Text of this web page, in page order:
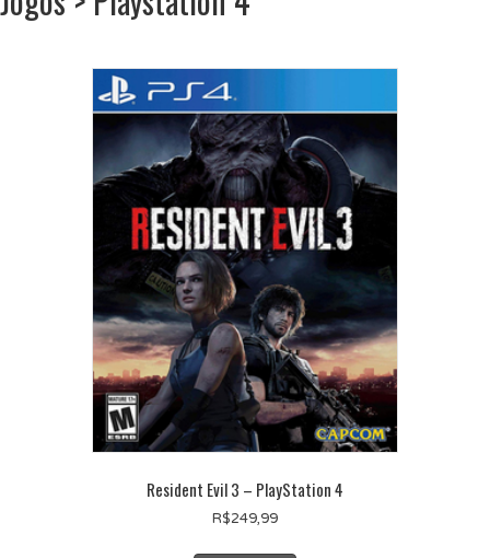
Resident Evil 3 – PlayStation 4
R$249,99